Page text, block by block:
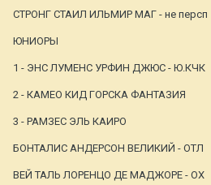
СТРОНГ СТАИЛ ИЛЬМИР МАГ - не персп
ЮНИОРЫ
1 - ЭНС ЛУМЕНС УРФИН ДЖЮС - Ю.КЧК
2 - КАМЕО КИД ГОРСКА ФАНТАЗИЯ
3 - РАМЗЕС ЭЛЬ КАИРО
БОНТАЛИС АНДЕРСОН ВЕЛИКИЙ - ОТЛ
ВЕЙ ТАЛЬ ЛОРЕНЦО ДЕ МАДЖОРЕ - ОХ